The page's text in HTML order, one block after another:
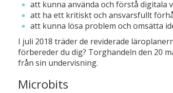
att kunna använda och förstå digitala
att ha ett kritiskt och ansvarsfullt
att kunna lösa problem och omsätta
I juli 2018 träder de reviderade
förbereder du dig? Torghandeln den 20
från sin undervisning.
Microbits